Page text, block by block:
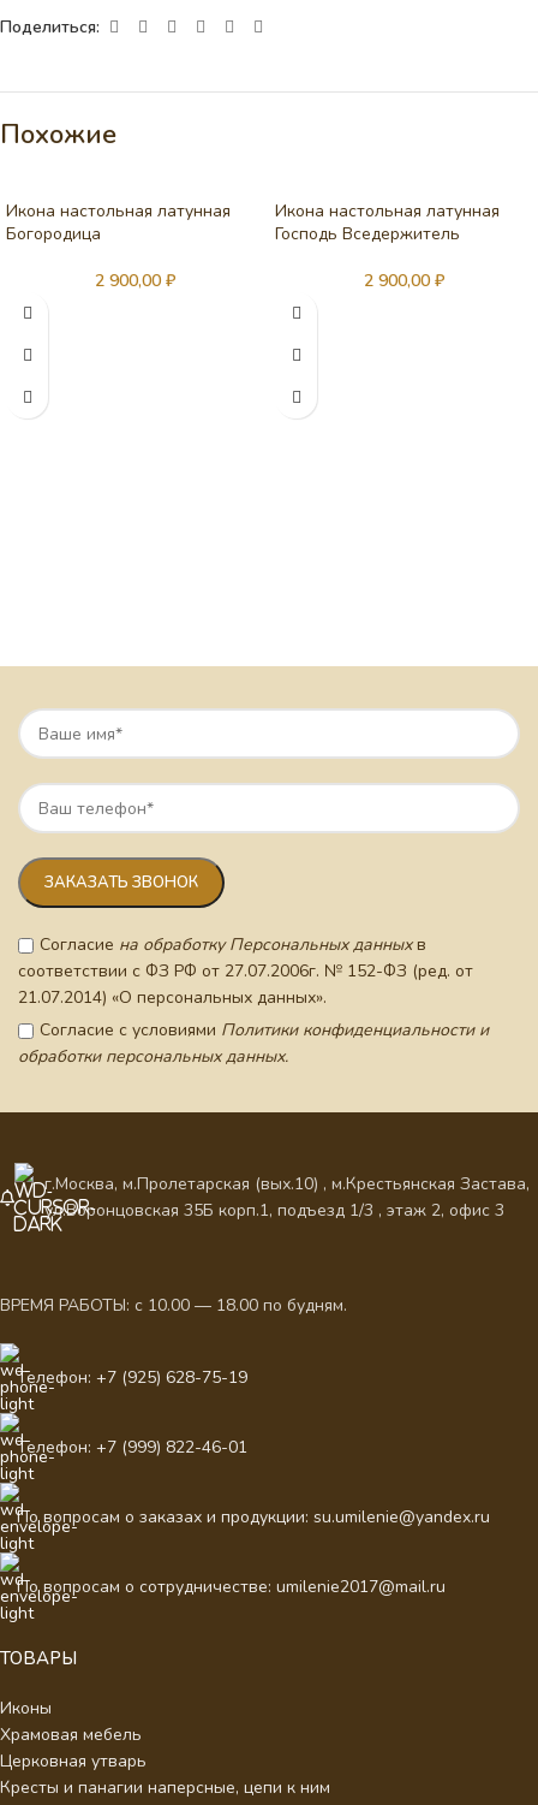
Поделиться:
Похожие
Икона настольная латунная
Богородица
2 900,00 ₽
Икона настольная латунная
Господь Вседержитель
2 900,00 ₽
Согласие на обработку Персональных данныхв
соответствии с ФЗ РФ от 27.07.2006г. № 152-ФЗ (ред. от
21.07.2014) «О персональных данных».
Согласие с условиями Политики конфиденциальности и
обработки персональных данных.
г.Москва, м.Пролетарская (вых.10) , м.Крестьянская Застава,
ул.Воронцовская 35Б корп.1, подъезд 1/3 , этаж 2, офис 3
ВРЕМЯ РАБОТЫ: с 10.00 — 18.00 по будням.
Телефон: +7 (925) 628-75-19
Телефон: +7 (999) 822-46-01
По вопросам о заказах и продукции: su.umilenie@yandex.ru
По вопросам о сотрудничестве: umilenie2017@mail.ru
ТОВАРЫ
Иконы
Храмовая мебель
Церковная утварь
Кресты и панагии наперсные, цепи к ним